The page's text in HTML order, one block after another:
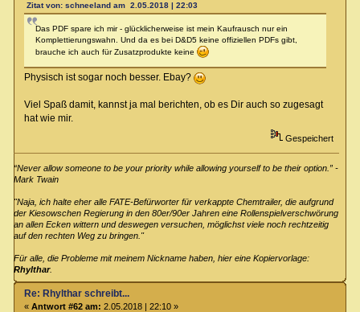
Zitat von: schneeland am 2.05.2018 | 22:03
Das PDF spare ich mir - glücklicherweise ist mein Kaufrausch nur ein
Komplettierungswahn. Und da es bei D&D5 keine offiziellen PDFs gibt,
brauche ich auch für Zusatzprodukte keine
Physisch ist sogar noch besser. Ebay?
Viel Spaß damit, kannst ja mal berichten, ob es Dir auch so zugesagt
hat wie mir.
Gespeichert
“Never allow someone to be your priority while allowing yourself to be their option.” -
Mark Twain
"Naja, ich halte eher alle FATE-Befürworter für verkappte Chemtrailer, die aufgrund
der Kiesowschen Regierung in den 80er/90er Jahren eine Rollenspielverschwörung
an allen Ecken wittern und deswegen versuchen, möglichst viele noch rechtzeitig
auf den rechten Weg zu bringen."
Für alle, die Probleme mit meinem Nickname haben, hier eine Kopiervorlage:
Rhylthar.
Re: Rhylthar schreibt...
« Antwort #62 am: 2.05.2018 | 22:10 »